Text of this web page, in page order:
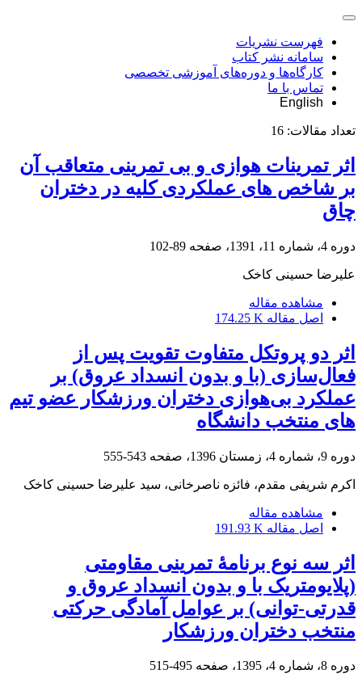
فهرست نشریات
سامانه نشر کتاب
کارگاه‌ها و دوره‌های آموزشی تخصصی
تماس با ما
English
تعداد مقالات: 16
اثر تمرینات هوازی و بی تمرینی متعاقب آن
بر شاخص های عملکردی کلیه در دختران
چاق
دوره 4، شماره 11، 1391، صفحه 89-102
علیرضا حسینی کاخک
مشاهده مقاله
اصل مقاله 174.25 K
اثر دو پروتکل متفاوت تقویت پس از
فعال‌سازی (با و بدون انسداد عروق) بر
عملکرد بی‌هوازی دختران ورزشکار عضو تیم
های منتخب دانشگاه
دوره 9، شماره 4، زمستان 1396، صفحه 543-555
اکرم شریفی مقدم، فائزه ناصرخانی، سید علیرضا حسینی کاخک
مشاهده مقاله
اصل مقاله 191.93 K
اثر سه نوع برنامۀ تمرینی مقاومتی
(پلایومتریک با و بدون انسداد عروق و
قدرتی-توانی) بر عوامل آمادگی‌ حرکتی
منتخب دختران ورزشکار
دوره 8، شماره 4، 1395، صفحه 495-515